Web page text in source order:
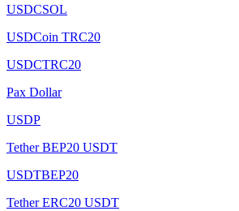
USDCSOL
USDCoin TRC20
USDCTRC20
Pax Dollar
USDP
Tether BEP20 USDT
USDTBEP20
Tether ERC20 USDT